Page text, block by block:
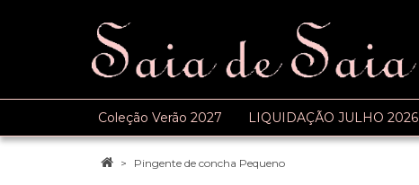
Coleção Verão 2027 LIQUIDAÇÃO JULHO 2026
Pingente de concha Pequeno